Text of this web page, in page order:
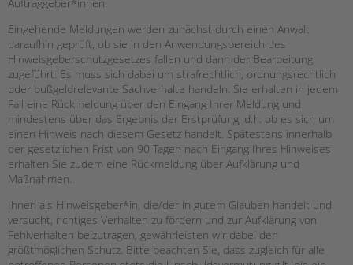
EINGLIEDERUNGSHILFE
BETREUTES WOHNEN
TANDEM BTL AKADEMIE
Zertfikatskurse
Seminarkalender
Seminarräume
STADTTEILARBEIT
PROFIL | LEITBILD
Bereiche im Überblick
Eingehende Meldungen werden zunächst durch einen Anwalt
daraufhin geprüft, ob sie in den Anwendungsbereich des
Hinweisgeberschutzgesetzes fallen und dann der Bearbeitung
zugeführt. Es muss sich dabei um strafrechtlich, ordnungsrechtlich
oder bußgeldrelevante Sachverhalte handeln. Sie erhalten in jedem
Fall eine Rückmeldung über den Eingang Ihrer Meldung und
mindestens über das Ergebnis der Erstprüfung, d.h. ob es sich um
einen Hinweis nach diesem Gesetz handelt. Spätestens innerhalb
der gesetzlichen Frist von 90 Tagen nach Eingang Ihres Hinweises
erhalten Sie zudem eine Rückmeldung über Aufklärung und
Maßnahmen.
Ihnen als Hinweisgeber*in, die/der in gutem Glauben handelt und
versucht, richtiges Verhalten zu fördern und zur Aufklärung von
Fehlverhalten beizutragen, gewährleisten wir dabei den
größtmöglichen Schutz. Bitte beachten Sie, dass zugleich für alle